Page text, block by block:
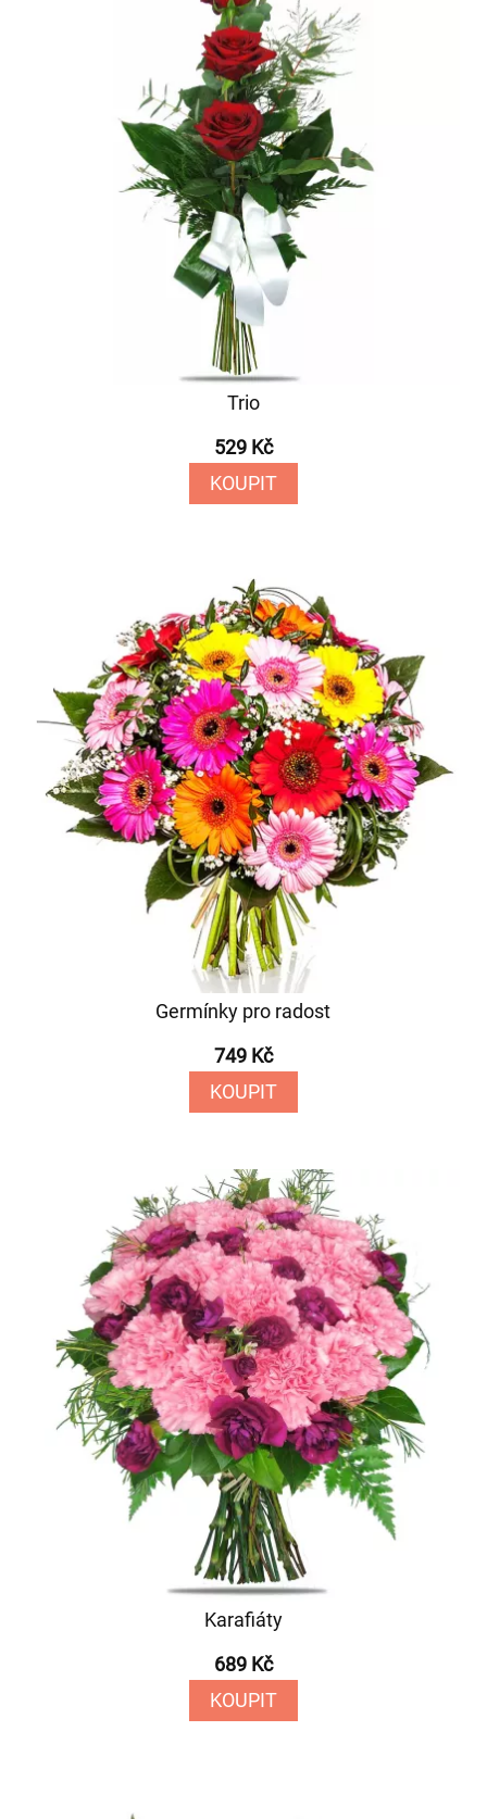
Trio
529 Kč
KOUPIT
Germínky pro radost
749 Kč
KOUPIT
Karafiáty
689 Kč
KOUPIT